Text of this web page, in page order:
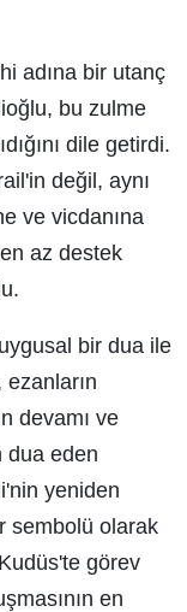
adına bir utanç
bu zulme
dile getirdi.
değil, aynı
ve vicdanına
az destek
bir dua ile
devamı ve
dua eden
yeniden
sembolü olarak
görev
en